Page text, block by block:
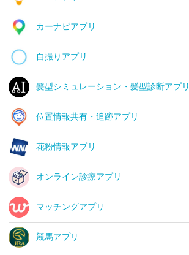
カーナビアプリ
自撮りアプリ
髪型シミュレーション・髪型診断アプリ
位置情報共有・追跡アプリ
花粉情報アプリ
オンライン診療アプリ
マッチングアプリ
競馬アプリ